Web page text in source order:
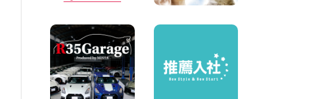
100円レンタカー 両津
お引越しに便利で最適!(禁煙
車両) 香川県 坂出川津店
2026年08月04日
8月 お盆休みのお知らせ 広島
県 ベイシティ宇品店
100円レンタカー ベイシティ宇品